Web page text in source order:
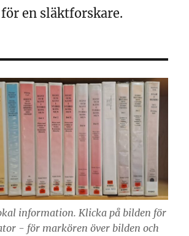
en släktforskare.
information. Klicka på bilden för
- för markören över bilden och